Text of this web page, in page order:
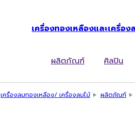
เครื่องทองเหลืองและเครื่อง
ผลิตภัณฑ์ ศิลปิน
เครื่องลมทองเหลือง/ เครื่องลมไม้ ผลิตภัณฑ์